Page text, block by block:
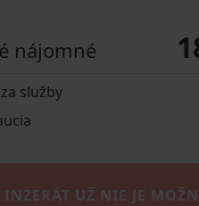
nájomné
služby
INZERÁT UŽ NIE JE